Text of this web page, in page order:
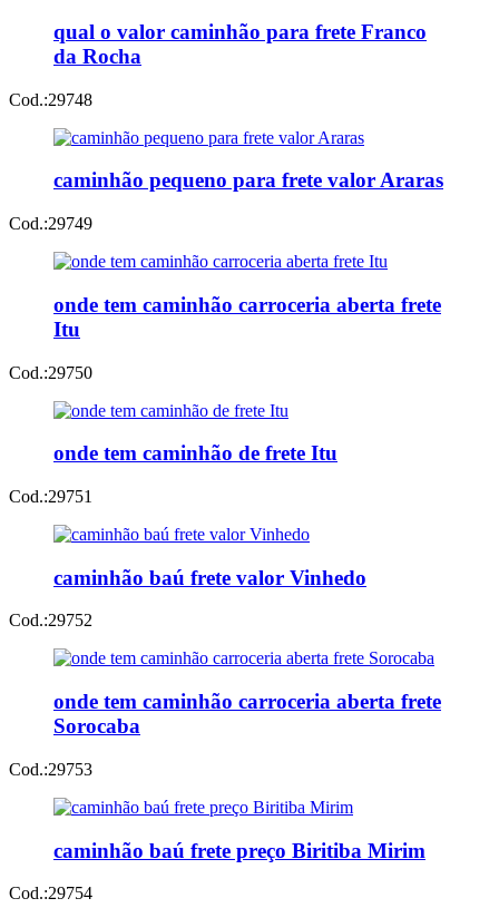
qual o valor caminhão para frete Franco
da Rocha
Cod.:29748
caminhão pequeno para frete valor Araras
Cod.:29749
onde tem caminhão carroceria aberta frete
Itu
Cod.:29750
onde tem caminhão de frete Itu
Cod.:29751
caminhão baú frete valor Vinhedo
Cod.:29752
onde tem caminhão carroceria aberta frete
Sorocaba
Cod.:29753
caminhão baú frete preço Biritiba Mirim
Cod.:29754